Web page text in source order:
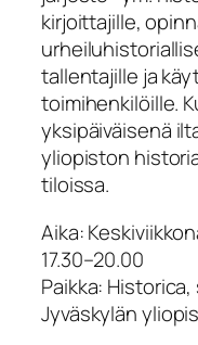
kirjoittajille,
tallentajille ja
toimihenkilöille.
yksipäiväisenä
yliopiston
tiloissa.
Aika:
17.30–20.00
Paikka: Historica,
Jyväskylän